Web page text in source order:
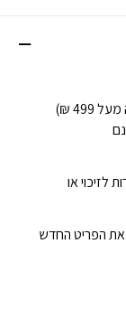
לזיכוי או
– הוא יביא את הפריט החדש